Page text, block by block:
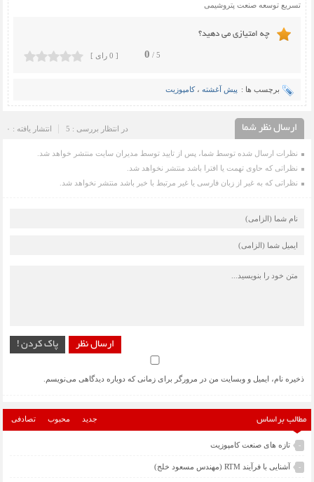
تسریع توسعه صنعت پتروشیمی
چه امتیازی می دهید؟
5 /
0 [ 0 رای ]
برچسب ها : پیش آغشته ،کامپوزیت
ارسال نظر شما انتشار یافته : ۰ در انتظار بررسی : 5
نظرات ارسال شده توسط شما، پس از تایید توسط مدیران سایت منتشر خواهد شد.
نظراتی که حاوی تهمت یا افترا باشد منتشر نخواهد شد.
نظراتی که به غیر از زبان فارسی یا غیر مرتبط با خبر باشد منتشر نخواهد شد.
ارسال نظر پاک کردن !
ذخیره نام، ایمیل و وبسایت من در مرورگر برای زمانی که دوباره دیدگاهی می‌نویسم.
مطالب براساس جدید محبوب تصادفی
- تازه های صنعت کامپوزیت
- آشنایی با فرآیند RTM (مهندس مسعود خلج)